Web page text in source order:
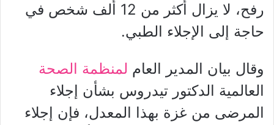
رفح،
لا يزال أكثر من 12 ألف شخص في
حاجة إلى الإجلاء الطبي.
وقال بيان المدير العام لمنظمة الصحة
العالمية الدكتور تيدروس بشأن إجلاء
المرضى من غزة بهذا المعدل، فإن إجلاء